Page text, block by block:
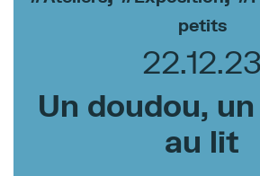
petits
22.12.23
Un doudou,
au lit